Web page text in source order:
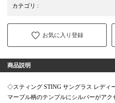
カテゴリ :
お気に入り登録
商品説明
◇スティング STING サングラス レディ
マーブル柄のテンプルにシルバーがアク